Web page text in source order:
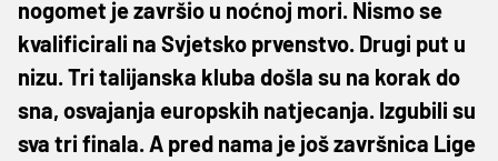
nogomet je završio u noćnoj mori. Nismo se
kvalificirali na Svjetsko prvenstvo. Drugi put u
nizu. Tri talijanska kluba došla su na korak do
sna, osvajanja europskih natjecanja. Izgubili su
sva tri finala. A pred nama je još završnica Lige